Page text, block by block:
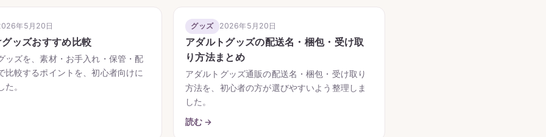
年5月20日
ッズおすすめ比較
ッズを、素材・お手入れ・保管・配
比較するポイントを、初心者向けに
。
グッズ 2026年5月20日
アダルトグッズの配送名・梱包・受け取
り方法まとめ
アダルトグッズ通販の配送名・梱包・受け取り
方法を、初心者の方が選びやすいよう整理しま
した。
読む →